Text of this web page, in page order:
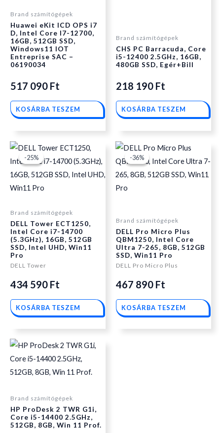
Brand számítógépek
Huawei eKit ICD OPS i7
D, Intel Core I7-12700,
16GB, 512GB SSD,
Windows11 IOT
Entreprise SAC –
06190034
517 090 Ft
KOSÁRBA TESZEM
Brand számítógépek
CHS PC Barracuda, Core
i5-12400 2.5GHz, 16GB,
480GB SSD, Egér+Bill
218 190 Ft
KOSÁRBA TESZEM
-25%
-25%
Brand számítógépek
DELL Tower ECT1250,
Intel Core i7-14700
(5.3GHz), 16GB, 512GB
SSD, Intel UHD, Win11
Pro
DELL Tower
Original
price
was:
506
434 590 Ft
Current
is:
434
KOSÁRBA TESZEM
-36%
-36%
Brand számítógépek
DELL Pro Micro Plus
QBM1250, Intel Core
Ultra 7-265, 8GB, 512GB
SSD, Win11 Pro
DELL Pro Micro Plus
Original
price
606
467 890 Ft
Current
467
KOSÁRBA TESZEM
Brand számítógépek
HP ProDesk 2 TWR G1i,
Core i5-14400 2.5GHz,
512GB, 8GB, Win 11 Prof.